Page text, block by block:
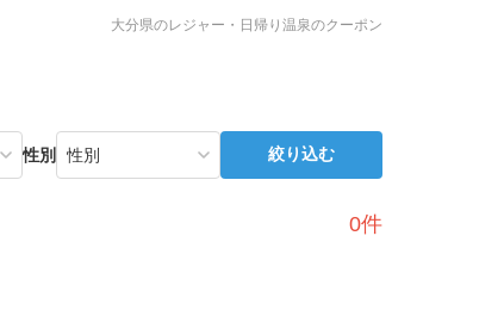
大分県のレジャー・日帰り温泉のクーポン
性別 絞り込む
0件